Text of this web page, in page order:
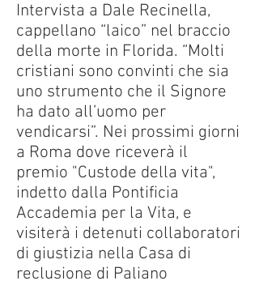
Intervista a Dale Recinella,
cappellano “laico” nel braccio
della morte in Florida. “Molti
cristiani sono convinti che sia
uno strumento che il Signore
ha dato all’uomo per
vendicarsi”. Nei prossimi giorni
a Roma dove riceverà il
premio "Custode della vita",
indetto dalla Pontificia
Accademia per la Vita, e
visiterà i detenuti collaboratori
di giustizia nella Casa di
reclusione di Paliano